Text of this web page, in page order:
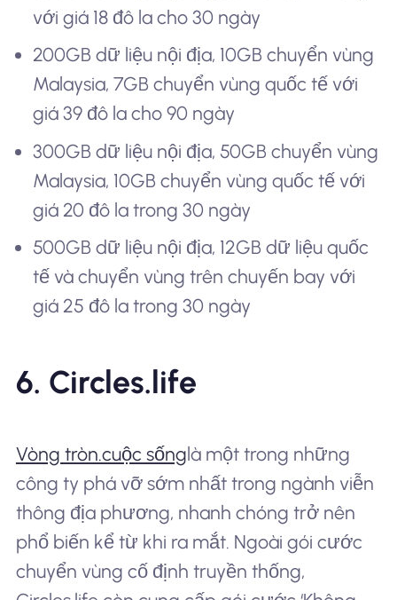
với giá 18 đô la cho 30 ngày
200GB dữ liệu nội địa, 10GB chuyển vùng
Malaysia, 7GB chuyển vùng quốc tế với
giá 39 đô la cho 90 ngày
300GB dữ liệu nội địa, 50GB chuyển vùng
Malaysia, 10GB chuyển vùng quốc tế với
giá 20 đô la trong 30 ngày
500GB dữ liệu nội địa, 12GB dữ liệu quốc
tế và chuyển vùng trên chuyến bay với
giá 25 đô la trong 30 ngày
6. Circles.life
Vòng tròn.cuộc sốnglà một trong những
công ty phá vỡ sớm nhất trong ngành viễn
thông địa phương, nhanh chóng trở nên
phổ biến kể từ khi ra mắt. Ngoài gói cước
chuyển vùng cố định truyền thống,